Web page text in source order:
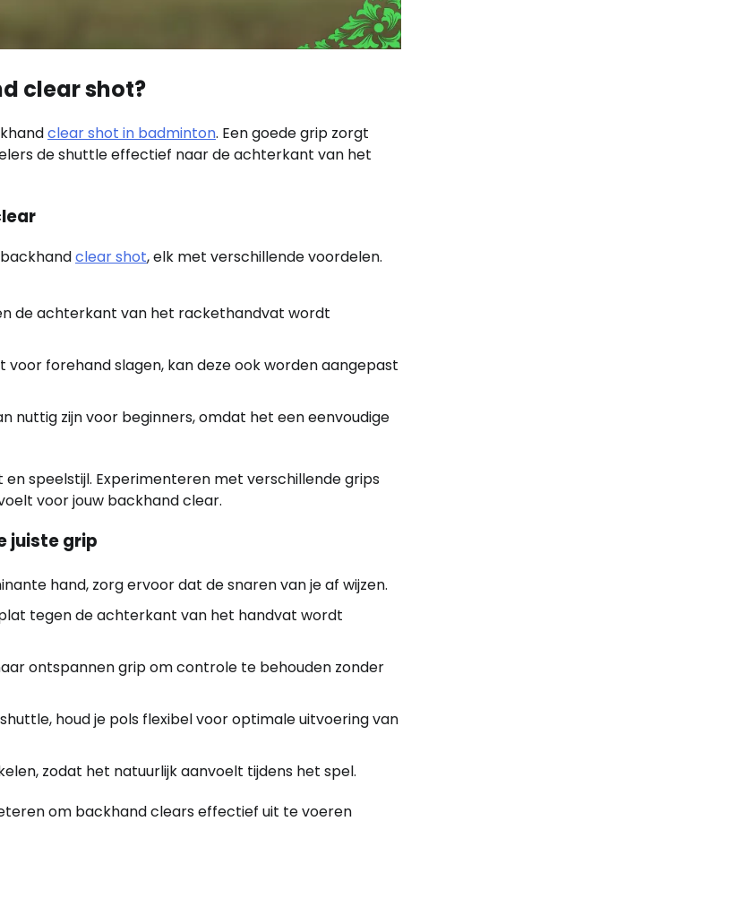
clear shot?
clear shot in badminton. Een goede grip zorgt
de shuttle effectief naar de achterkant van het
clear shot, elk met verschillende voordelen.
de achterkant van het rackethandvat wordt
forehand slagen, kan deze ook worden aangepast
nuttig zijn voor beginners, omdat het een eenvoudige
speelstijl. Experimenteren met verschillende grips
voor jouw backhand clear.
juiste grip
hand, zorg ervoor dat de snaren van je af wijzen.
tegen de achterkant van het handvat wordt
ontspannen grip om controle te behouden zonder
houd je pols flexibel voor optimale uitvoering van
zodat het natuurlijk aanvoelt tijdens het spel.
om backhand clears effectief uit te voeren